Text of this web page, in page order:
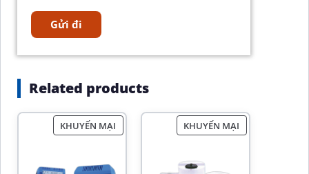
Related products
KHUYẾN MẠI KHUYẾN MẠI